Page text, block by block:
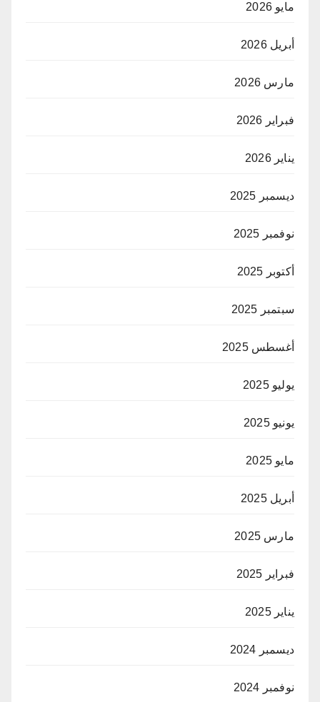
مايو 2026
أبريل 2026
مارس 2026
فبراير 2026
يناير 2026
ديسمبر 2025
نوفمبر 2025
أكتوبر 2025
سبتمبر 2025
أغسطس 2025
يوليو 2025
يونيو 2025
مايو 2025
أبريل 2025
مارس 2025
فبراير 2025
يناير 2025
ديسمبر 2024
نوفمبر 2024